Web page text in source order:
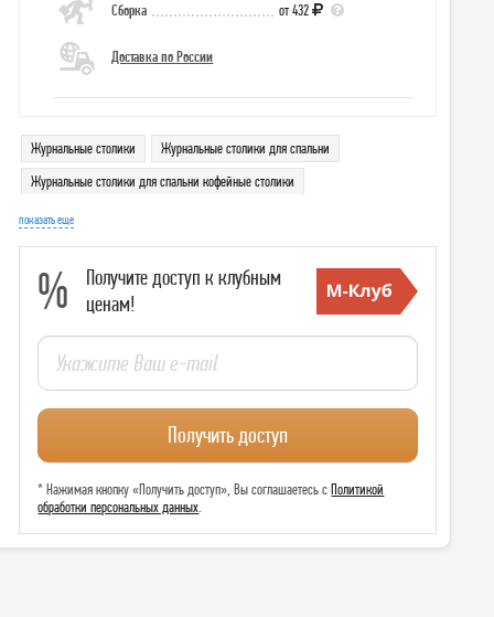
Сборка от 432
Доставка по России
Журнальные столики
Журнальные столики для спальни
Журнальные столики для спальни кофейные столики
Журнальные столики в гостиную
Журнальные столики в гостиную кофейные столики
Журнальные столики кофейные столики
показать еще
%
Получите доступ к клубным
ценам!
Получить доступ
* Нажимая кнопку «Получить доступ», Вы соглашаетесь сПолитикой
обработки персональных данных